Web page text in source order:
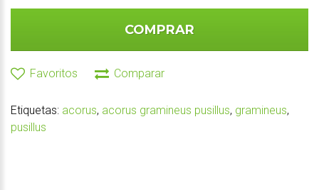
COMPRAR
Favoritos Comparar
Etiquetas: acorus, acorus gramineus pusillus, gramineus,
pusillus